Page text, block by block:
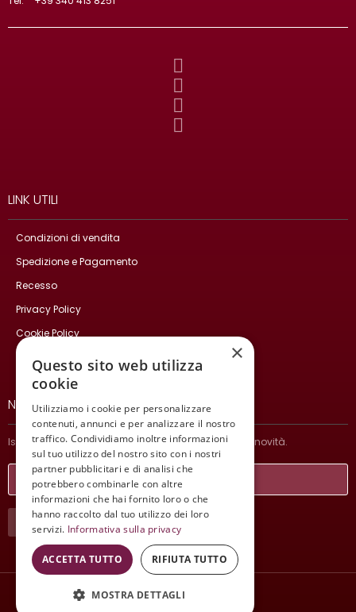
LINK UTILI
Condizioni di vendita
Spedizione e Pagamento
Recesso
Privacy Policy
Cookie Policy
NEWSLETTER
Iscriviti per ricevere informazioni sulle nostre ultime novità.
ISCRIVITI
Wine Meeting ER
×
Questo sito web utilizza
cookie
Utilizziamo i cookie per personalizzare
contenuti, annunci e per analizzare il nostro
traffico. Condividiamo inoltre informazioni
sul tuo utilizzo del nostro sito con i nostri
partner pubblicitari e di analisi che
potrebbero combinarle con altre
informazioni che hai fornito loro o che
hanno raccolto dal tuo utilizzo dei loro
servizi. Informativa sulla privacy
ACCETTA TUTTO RIFIUTA TUTTO
MOSTRA DETTAGLI